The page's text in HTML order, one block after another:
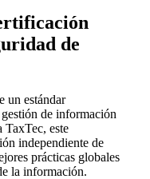
de
un estándar
de información
TaxTec, este
independiente de
prácticas globales
la información.